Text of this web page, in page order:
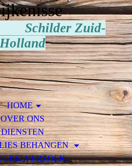
Zuid-
Holland
HOME
OVER ONS
DIENSTEN
BEHANGEN